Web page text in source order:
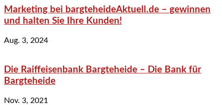
Marketing bei bargteheideAktuell.de – gewinnen
und halten Sie Ihre Kunden!
Aug. 3, 2024
Die Raiffeisenbank Bargteheide – Die Bank für
Bargteheide
Nov. 3, 2021